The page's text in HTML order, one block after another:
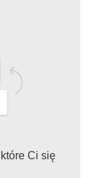
Ci się